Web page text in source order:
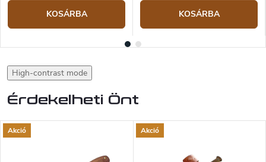
KOSÁRBA KOSÁRBA
High-contrast mode
Érdekelheti Önt
Akció Akció